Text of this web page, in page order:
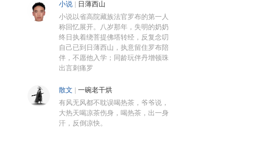
小说 日薄西山
小说以省高院藏族法官罗布的第一人
称回忆展开。八岁那年，失明的奶奶
终日执着绕菩提佛塔转经，反复念叨
自己已到日薄西山，执意留住罗布陪
伴，不愿他入学；同龄玩伴丹增顿珠
出言刺痛罗
散文 一碗老干烘
有风无风都不耽误喝热茶，爷爷说，
大热天喝凉茶伤身，喝热茶，出一身
汗，反倒凉快。